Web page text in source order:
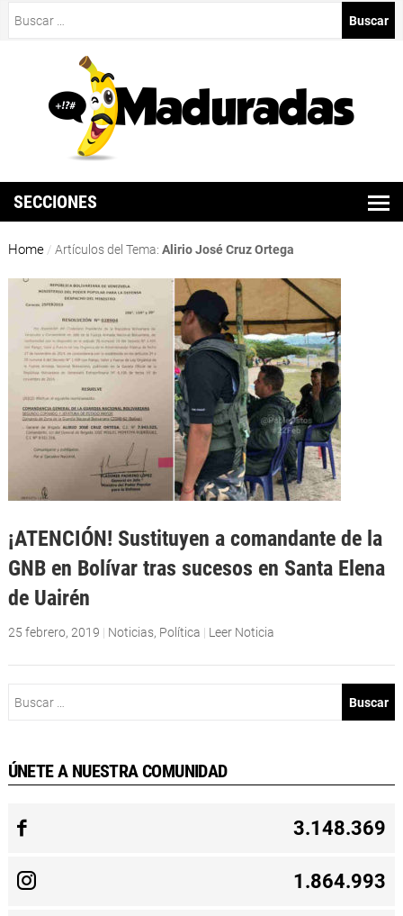
SECCIONES
Home / Artículos del Tema: Alirio José Cruz Ortega
¡ATENCIÓN! Sustituyen a comandante de la
GNB en Bolívar tras sucesos en Santa Elena
de Uairén
25 febrero, 2019 | Noticias, Política | Leer Noticia
ÚNETE A NUESTRA COMUNIDAD
3.148.369
1.864.993